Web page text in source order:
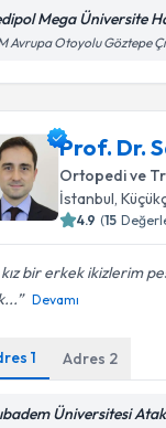
Mega Üniversite
Avrupa Otoyolu Göztepe
Prof. Dr.
Ortopedi ve
İstanbul,
4.9 (15
bir erkek ikizlerim
Devamı
1 Adres 2
Üniversitesi